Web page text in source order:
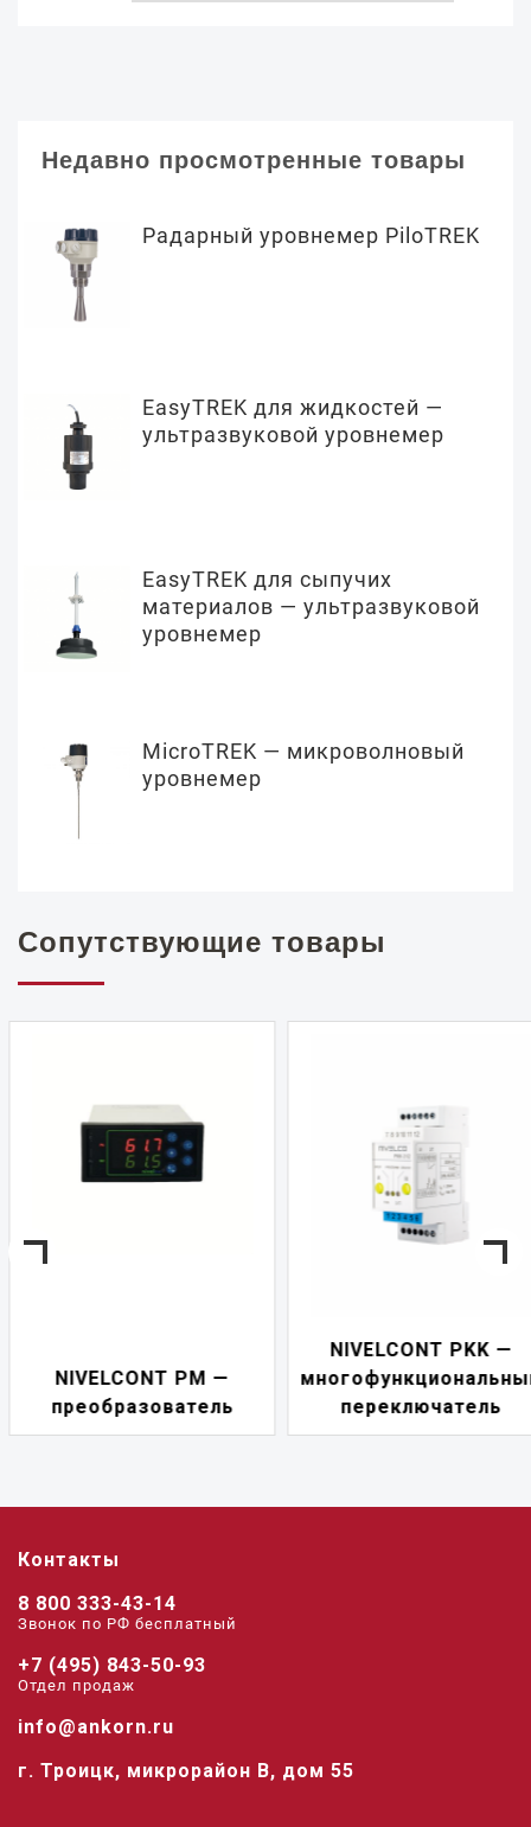
Недавно просмотренные товары
Радарный уровнемер PiloTREK
EasyTREK для жидкостей —
ультразвуковой уровнемер
EasyTREK для сыпучих
материалов — ультразвуковой
уровнемер
MicroTREK — микроволновый
уровнемер
Сопутствующие товары
NIVELCONT PM —
преобразователь
NIVELCONT PKK —
переключатель
Контакты
8 800 333-43-14
Звонок по РФ беcплатный
+7 (495) 843-50-93
Отдел продаж
info@ankorn.ru
г. Троицк, микрорайон В, дом 55